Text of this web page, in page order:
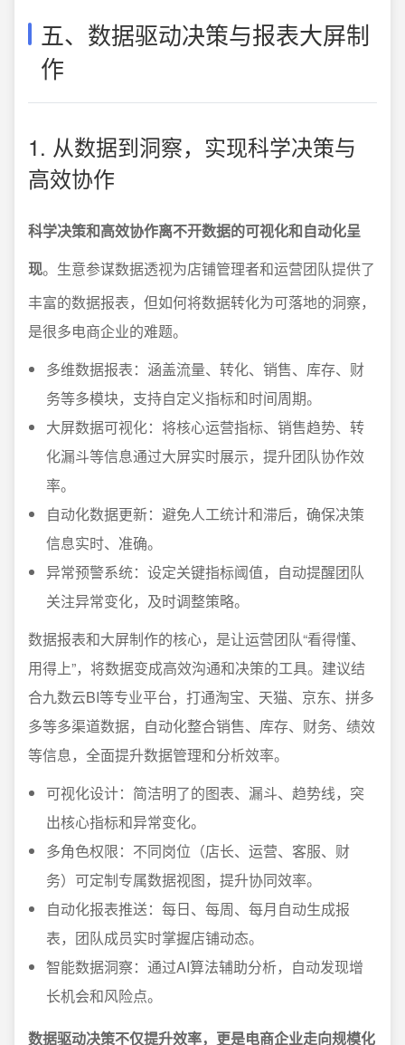
五、数据驱动决策与报表大屏制
作
1. 从数据到洞察，实现科学决策与
高效协作
科学决策和高效协作离不开数据的可视化和自动化呈
现。生意参谋数据透视为店铺管理者和运营团队提供了
丰富的数据报表，但如何将数据转化为可落地的洞察，
是很多电商企业的难题。
多维数据报表：涵盖流量、转化、销售、库存、财
务等多模块，支持自定义指标和时间周期。
大屏数据可视化：将核心运营指标、销售趋势、转
化漏斗等信息通过大屏实时展示，提升团队协作效
率。
自动化数据更新：避免人工统计和滞后，确保决策
信息实时、准确。
异常预警系统：设定关键指标阈值，自动提醒团队
关注异常变化，及时调整策略。
数据报表和大屏制作的核心，是让运营团队“看得懂、
用得上”，将数据变成高效沟通和决策的工具。建议结
合九数云BI等专业平台，打通淘宝、天猫、京东、拼多
多等多渠道数据，自动化整合销售、库存、财务、绩效
等信息，全面提升数据管理和分析效率。
可视化设计：简洁明了的图表、漏斗、趋势线，突
出核心指标和异常变化。
多角色权限：不同岗位（店长、运营、客服、财
务）可定制专属数据视图，提升协同效率。
自动化报表推送：每日、每周、每月自动生成报
表，团队成员实时掌握店铺动态。
智能数据洞察：通过AI算法辅助分析，自动发现增
长机会和风险点。
数据驱动决策不仅提升效率，更是电商企业走向规模化